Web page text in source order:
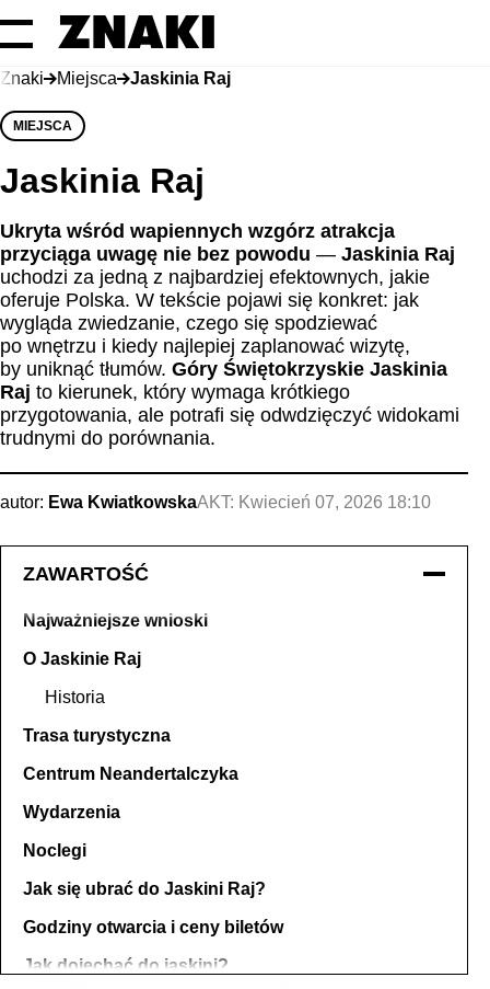
Znaki Miejsca Jaskinia Raj
MIEJSCA
Jaskinia Raj
Ukryta wśród wapiennych wzgórz atrakcja
przyciąga uwagę nie bez powodu — Jaskinia Raj
uchodzi za jedną z najbardziej efektownych, jakie
oferuje Polska. W tekście pojawi się konkret: jak
wygląda zwiedzanie, czego się spodziewać
po wnętrzu i kiedy najlepiej zaplanować wizytę,
by uniknąć tłumów. Góry Świętokrzyskie Jaskinia
Raj to kierunek, który wymaga krótkiego
przygotowania, ale potrafi się odwdzięczyć widokami
trudnymi do porównania.
autor: Ewa KwiatkowskaAKT: Kwiecień 07, 2026 18:10
ZAWARTOŚĆ
Najważniejsze wnioski
O Jaskinie Raj
Historia
Trasa turystyczna
Centrum Neandertalczyka
Wydarzenia
Noclegi
Jak się ubrać do Jaskini Raj?
Godziny otwarcia i ceny biletów
Jak dojechać do jaskini?